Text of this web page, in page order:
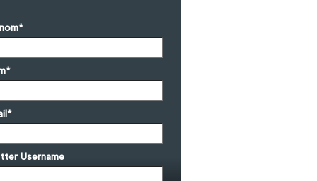
*
*
*
Username